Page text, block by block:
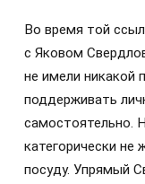
Во время той
с Яковом
не имели никакой
поддерживать
самостоятельно.
категорически
посуду. Упрямый